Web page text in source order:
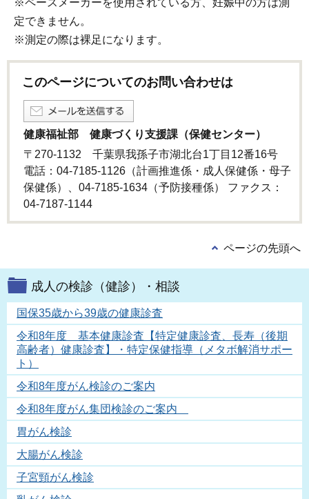
定できません。
※測定の際は裸足になります。
このページについてのお問い合わせは
健康福祉部 健康づくり支援課（保健センター）
〒270-1132 千葉県我孫子市湖北台1丁目12番16号
電話：04-7185-1126（計画推進係・成人保健係・母子
保健係）、04-7185-1634（予防接種係） ファクス：
04-7187-1144
ページの先頭へ
成人の検診（健診）・相談
国保35歳から39歳の健康診査
令和8年度 基本健康診査【特定健康診査、長寿（後期
高齢者）健康診査】・特定保健指導（メタボ解消サポー
ト）
令和8年度がん検診のご案内
令和8年度がん集団検診のご案内
胃がん検診
大腸がん検診
子宮頸がん検診